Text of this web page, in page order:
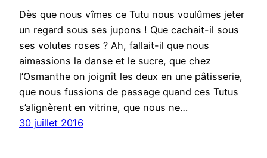
Dès que nous vîmes ce Tutu nous voulûmes jeter
un regard sous ses jupons ! Que cachait-il sous
ses volutes roses ? Ah, fallait-il que nous
aimassions la danse et le sucre, que chez
l’Osmanthe on joignît les deux en une pâtisserie,
que nous fussions de passage quand ces Tutus
s’alignèrent en vitrine, que nous ne…
30 juillet 2016